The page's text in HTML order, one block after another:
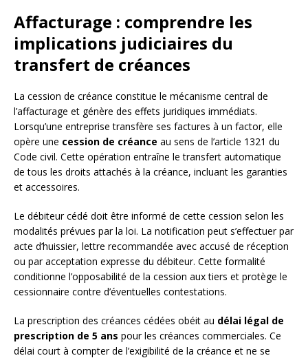
Affacturage : comprendre les
implications judiciaires du
transfert de créances
La cession de créance constitue le mécanisme central de
l’affacturage et génère des effets juridiques immédiats.
Lorsqu’une entreprise transfère ses factures à un factor, elle
opère une cession de créance au sens de l’article 1321 du
Code civil. Cette opération entraîne le transfert automatique
de tous les droits attachés à la créance, incluant les garanties
et accessoires.
Le débiteur cédé doit être informé de cette cession selon les
modalités prévues par la loi. La notification peut s’effectuer par
acte d’huissier, lettre recommandée avec accusé de réception
ou par acceptation expresse du débiteur. Cette formalité
conditionne l’opposabilité de la cession aux tiers et protège le
cessionnaire contre d’éventuelles contestations.
La prescription des créances cédées obéit au délai légal de
prescription de 5 ans pour les créances commerciales. Ce
délai court à compter de l’exigibilité de la créance et ne se